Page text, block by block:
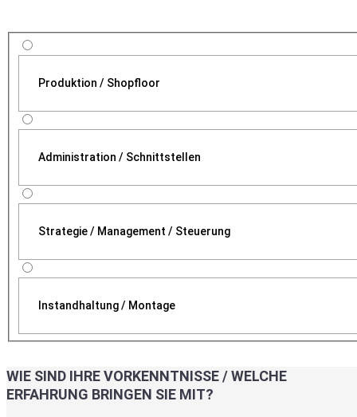
Produktion / Shopfloor
Administration / Schnittstellen
Strategie / Management / Steuerung
Instandhaltung / Montage
WIE SIND IHRE VORKENNTNISSE / WELCHE
ERFAHRUNG BRINGEN SIE MIT?